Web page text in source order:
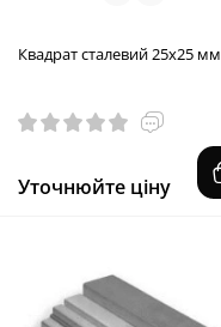
Квадрат сталевий 25х25 мм
Уточнюйте ціну